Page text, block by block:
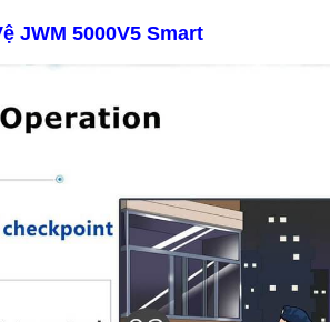
JWM 5000V5 Smart